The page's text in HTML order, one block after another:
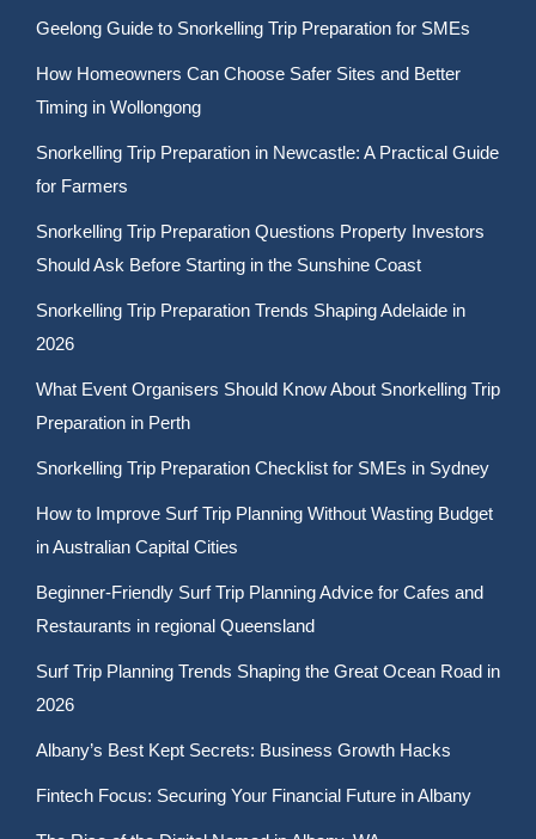
Geelong Guide to Snorkelling Trip Preparation for SMEs
How Homeowners Can Choose Safer Sites and Better
Timing in Wollongong
Snorkelling Trip Preparation in Newcastle: A Practical Guide
for Farmers
Snorkelling Trip Preparation Questions Property Investors
Should Ask Before Starting in the Sunshine Coast
Snorkelling Trip Preparation Trends Shaping Adelaide in
2026
What Event Organisers Should Know About Snorkelling Trip
Preparation in Perth
Snorkelling Trip Preparation Checklist for SMEs in Sydney
How to Improve Surf Trip Planning Without Wasting Budget
in Australian Capital Cities
Beginner-Friendly Surf Trip Planning Advice for Cafes and
Restaurants in regional Queensland
Surf Trip Planning Trends Shaping the Great Ocean Road in
2026
Albany’s Best Kept Secrets: Business Growth Hacks
Fintech Focus: Securing Your Financial Future in Albany